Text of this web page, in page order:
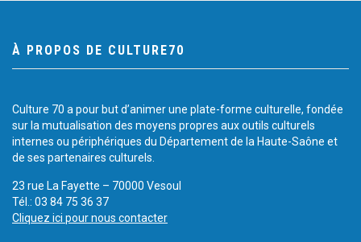
À PROPOS DE CULTURE70
Culture 70 a pour but d’animer une plate-forme culturelle, fondée
sur la mutualisation des moyens propres aux outils culturels
internes ou périphériques du Département de la Haute-Saône et
de ses partenaires culturels.
23 rue La Fayette – 70000 Vesoul
Tél.: 03 84 75 36 37
Cliquez ici pour nous contacter